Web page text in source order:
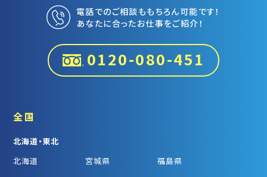
電話でのご相談ももちろん可能です！
あなたに合ったお仕事をご紹介！
0120-080-451
全国
北海道・東北
北海道
宮城県 福島県